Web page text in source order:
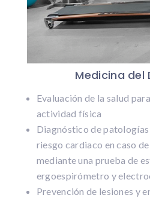
Medicina del
Evaluación de la salud
actividad física
Diagnóstico de
riesgo cardiaco en caso
mediante una prueba de
ergoespirómetro y
Prevención de lesiones y